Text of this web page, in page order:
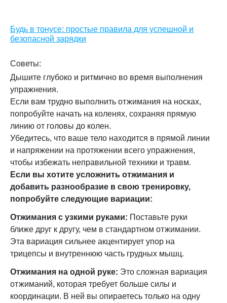
Будь в тонусе: простые правила для успешной и
безопасной зарядки
Советы:
Дышите глубоко и ритмично во время выполнения
упражнения.
Если вам трудно выполнить отжимания на носках,
попробуйте начать на коленях, сохраняя прямую
линию от головы до колен.
Убедитесь, что ваше тело находится в прямой линии
и напряжении на протяжении всего упражнения,
чтобы избежать неправильной техники и травм.
Если вы хотите усложнить отжимания и
добавить разнообразие в свою тренировку,
попробуйте следующие вариации:
Отжимания с узкими руками: Поставьте руки
ближе друг к другу, чем в стандартном отжимании.
Эта вариация сильнее акцентирует упор на
трицепсы и внутреннюю часть грудных мышц.
Отжимания на одной руке: Это сложная вариация
отжиманий, которая требует больше силы и
координации. В ней вы опираетесь только на одну